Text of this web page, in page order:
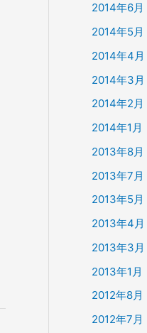
2014年6月
2014年5月
2014年4月
2014年3月
2014年2月
2014年1月
2013年8月
2013年7月
2013年5月
2013年4月
2013年3月
2013年1月
2012年8月
2012年7月